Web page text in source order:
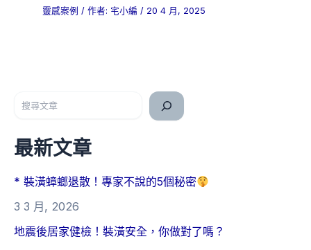
靈感案例 / 作者: 宅小編/ 20 4 月, 2025
最新文章
* 裝潢蟑螂退散！專家不說的5個秘密
3 3 月, 2026
地震後居家健檢！裝潢安全，你做對了嗎？